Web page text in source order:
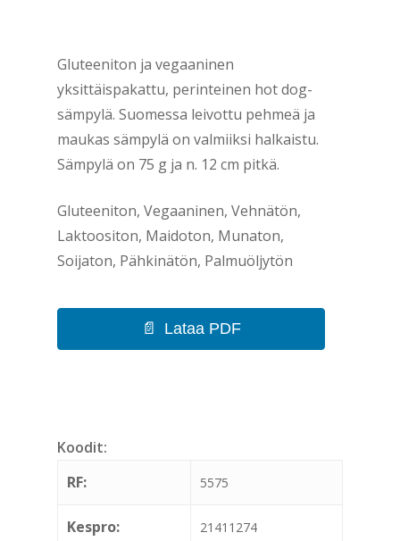
Gluteeniton ja vegaaninen
yksittäispakattu, perinteinen hot dog-
sämpylä. Suomessa leivottu pehmeä ja
maukas sämpylä on valmiiksi halkaistu.
Sämpylä on 75 g ja n. 12 cm pitkä.
Gluteeniton, Vegaaninen, Vehnätön,
Laktoositon, Maidoton, Munaton,
Soijaton, Pähkinätön, Palmuöljytön
Lataa PDF
Koodit:
RF:
5575
Kespro: 21411274